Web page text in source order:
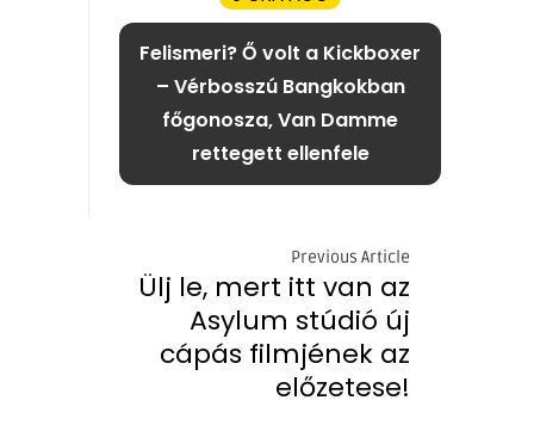
Felismeri? Ő volt a Kickboxer
– Vérbosszú Bangkokban
főgonosza, Van Damme
rettegett ellenfele
Previous Article
Ülj le, mert itt van az
Asylum stúdió új
cápás filmjének az
előzetese!